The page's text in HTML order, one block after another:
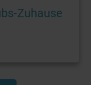
Zuhause